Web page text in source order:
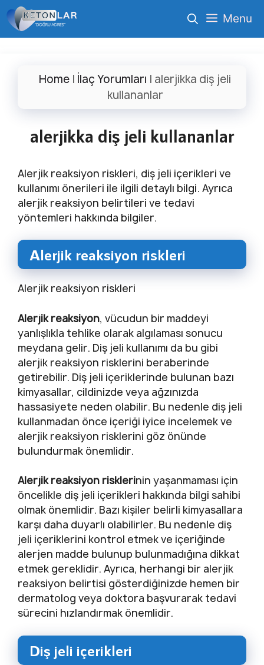
İçeriğe
atla
Menu
Home | İlaç Yorumları | alerjikka diş jeli
kullananlar
alerjikka diş jeli kullananlar
Alerjik reaksiyon riskleri, diş jeli içerikleri ve
kullanımı önerileri ile ilgili detaylı bilgi. Ayrıca
alerjik reaksiyon belirtileri ve tedavi
yöntemleri hakkında bilgiler.
Alerjik reaksiyon riskleri
Alerjik reaksiyon riskleri
Alerjik reaksiyon, vücudun bir maddeyi
yanlışlıkla tehlike olarak algılaması sonucu
meydana gelir. Diş jeli kullanımı da bu gibi
alerjik reaksiyon risklerini beraberinde
getirebilir. Diş jeli içeriklerinde bulunan bazı
kimyasallar, cildinizde veya ağzınızda
hassasiyete neden olabilir. Bu nedenle diş jeli
kullanmadan önce içeriği iyice incelemek ve
alerjik reaksiyon risklerini göz önünde
bulundurmak önemlidir.
Alerjik reaksiyon risklerinin yaşanmaması için
öncelikle diş jeli içerikleri hakkında bilgi sahibi
olmak önemlidir. Bazı kişiler belirli kimyasallara
karşı daha duyarlı olabilirler. Bu nedenle diş
jeli içeriklerini kontrol etmek ve içeriğinde
alerjen madde bulunup bulunmadığına dikkat
etmek gereklidir. Ayrıca, herhangi bir alerjik
reaksiyon belirtisi gösterdiğinizde hemen bir
dermatolog veya doktora başvurarak tedavi
sürecini hızlandırmak önemlidir.
Diş jeli içerikleri